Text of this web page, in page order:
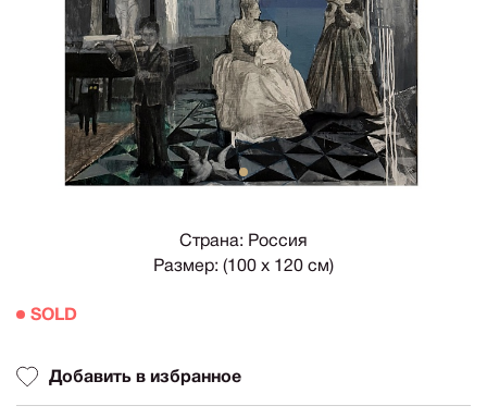
Страна: Россия
Размер: (100 х 120 см)
SOLD
Добавить в избранное